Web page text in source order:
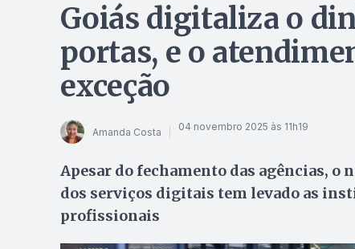
Goiás digitaliza o
portas, e o
exceção
Amanda Costa 04 novembro 2025 às 11h19
Apesar do fechamento das agências, o
dos serviços digitais tem levado as
profissionais